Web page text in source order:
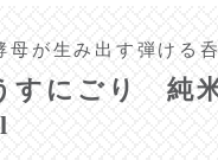
母が生み出す弾ける呑
すにごり 純